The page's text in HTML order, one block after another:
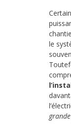
le